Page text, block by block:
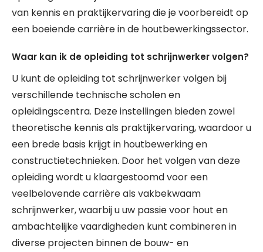
van kennis en praktijkervaring die je voorbereidt op
een boeiende carrière in de houtbewerkingssector.
Waar kan ik de opleiding tot schrijnwerker volgen?
U kunt de opleiding tot schrijnwerker volgen bij
verschillende technische scholen en
opleidingscentra. Deze instellingen bieden zowel
theoretische kennis als praktijkervaring, waardoor u
een brede basis krijgt in houtbewerking en
constructietechnieken. Door het volgen van deze
opleiding wordt u klaargestoomd voor een
veelbelovende carrière als vakbekwaam
schrijnwerker, waarbij u uw passie voor hout en
ambachtelijke vaardigheden kunt combineren in
diverse projecten binnen de bouw- en